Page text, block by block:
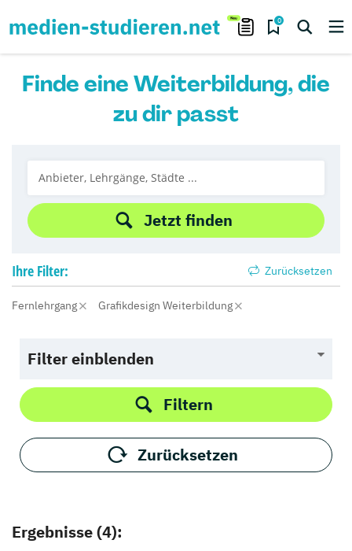
0
Finde eine Weiterbildung, die
zu dir passt
Jetzt finden
Ihre Filter: Zurücksetzen
Fernlehrgang Grafikdesign Weiterbildung
Filter einblenden
Filtern
Zurücksetzen
Ergebnisse (4):